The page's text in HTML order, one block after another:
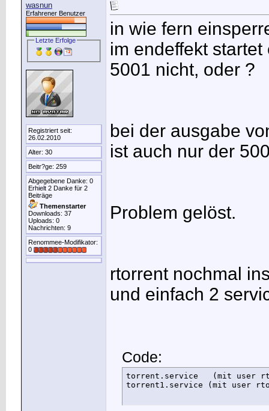
wasnun
Erfahrener Benutzer
Letzte Erfolge
Registriert seit:
26.02.2010
Alter: 30
Beitr?ge: 259
Abgegebene Danke: 0
Erhielt 2 Danke für 2
Beiträge
Themenstarter
Downloads: 37
Uploads: 0
Nachrichten: 9
Renommee-Modifikator:
0
in wie fern
im endeffekt
5001 nicht, oder ?
bei der ausgabe
ist auch nur der
Problem gelöst.
rtorrent nochmal
und einfach 2
Code:
torrent.service   (mit user
torrent1.service (mit user